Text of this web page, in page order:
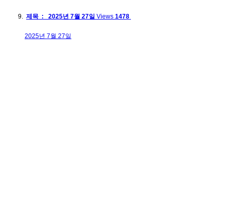
제목 : 2025년 7월 27일 Views 1478
2025년 7월 27일